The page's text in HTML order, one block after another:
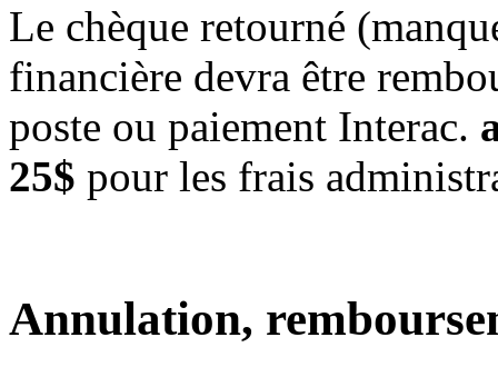
Le chèque retourné
financière devra être
poste ou paiement Interac.
25$ pour les frais
Annulation,